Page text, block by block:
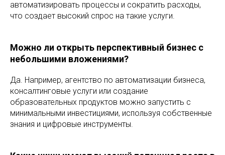
автоматизировать процессы и сократить расходы,
что создает высокий спрос на такие услуги.
Можно ли открыть перспективный бизнес с
небольшими вложениями?
Да. Например, агентство по автоматизации бизнеса,
консалтинговые услуги или создание
образовательных продуктов можно запустить с
минимальными инвестициями, используя собственные
знания и цифровые инструменты.